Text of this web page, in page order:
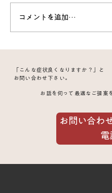
お問い合わ
電
「こんな症状良くなりますか？」と
お問い合わせ下さい。
お話を伺って最適なご提案
善｜頚肩の緊張を整
性の症例
コメントを追加…